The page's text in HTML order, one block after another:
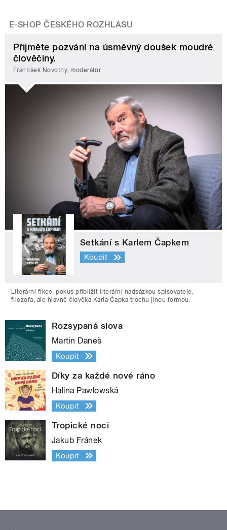
E-SHOP ČESKÉHO ROZHLASU
Přijměte pozvání na úsměvný doušek moudré
člověčiny.
František Novotný, moderátor
Setkání s Karlem Čapkem
Koupit
Literární fikce, pokus přiblížit literární nadsázkou spisovatele,
filozofa, ale hlavně člověka Karla Čapka trochu jinou formou.
Rozsypaná slova
Martin Daneš
Koupit
Díky za každé nové ráno
Halina Pawlowská
Koupit
Tropické noci
Jakub Fránek
Koupit